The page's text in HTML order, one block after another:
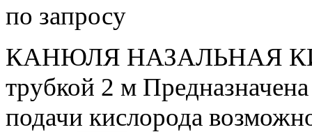
по запросу
КАНЮЛЯ НАЗАЛЬНАЯ
трубкой 2 м
подачи кислорода